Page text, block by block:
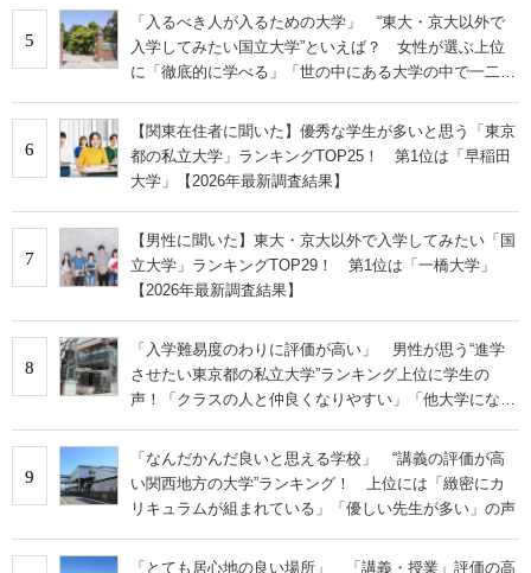
5
「入るべき人が入るための大学」 “東大・京大以外で
入学してみたい国立大学”といえば？ 女性が選ぶ上位
に「徹底的に学べる」「世の中にある大学の中で一二を
6
【関東在住者に聞いた】優秀な学生が多いと思う「東京
都の私立大学」ランキングTOP25！ 第1位は「早稲田
大学」【2026年最新調査結果】
7
【男性に聞いた】東大・京大以外で入学してみたい「国
立大学」ランキングTOP29！ 第1位は「一橋大学」
【2026年最新調査結果】
8
「入学難易度のわりに評価が高い」 男性が思う“進学
させたい東京都の私立大学”ランキング上位に学生の
声！「クラスの人と仲良くなりやすい」「他大学にない
9
「なんだかんだ良いと思える学校」 “講義の評価が高
い関西地方の大学”ランキング！ 上位には「緻密にカ
リキュラムが組まれている」「優しい先生が多い」の声
「とても居心地の良い場所」 「講義・授業」評価の高